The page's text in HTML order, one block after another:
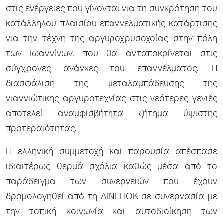
στις ενέργειες που γίνονται για τη συγκρότηση του
κατάλληλου πλαισίου επαγγελματικής κατάρτισης
για την τέχνη της αργυροχρυσοχοΐας στην πόλη
των Ιωαννίνων, που θα ανταποκρίνεται στις
σύγχρονες ανάγκες του επαγγέλματος. Η
διασφάλιση της μεταλαμπάδευσης της
γιαννιώτικης αργυροτεχνίας στις νεότερες γενιές
αποτελεί αναμφισβήτητα ζήτημα ύψιστης
προτεραιότητας.
Η ελληνική συμμετοχή και παρουσία απέσπασε
ιδιαιτέρως θερμά σχόλια καθώς μέσα από το
παράδειγμα των συνεργειών που έχουν
δρομολογηθεί από τη ΔΙΝΕΠΟΚ σε συνεργασία με
την τοπική κοινωνία και αυτοδιοίκηση των